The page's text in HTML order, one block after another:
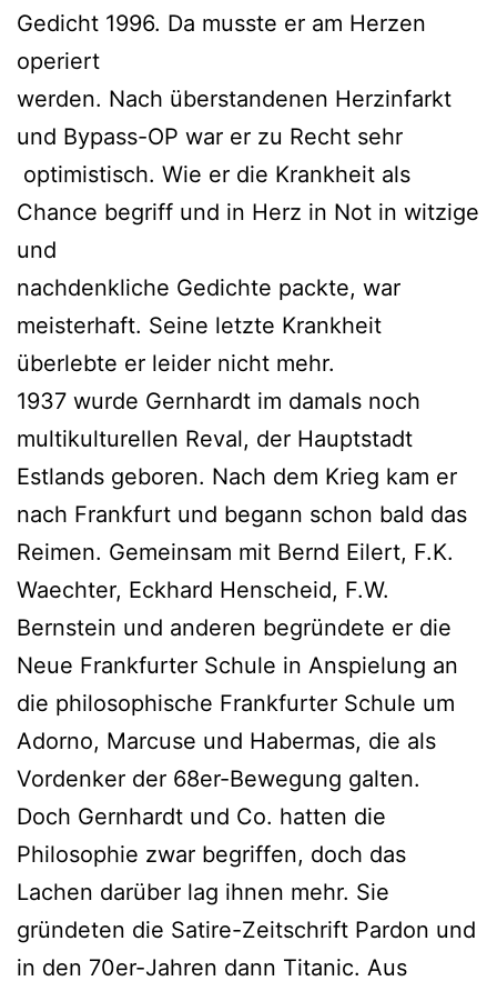
Gedicht 1996. Da musste er am Herzen
operiert
werden. Nach überstandenen Herzinfarkt
und Bypass-OP war er zu Recht sehr
optimistisch. Wie er die Krankheit als
Chance begriff und in Herz in Not in witzige
und
nachdenkliche Gedichte packte, war
meisterhaft. Seine letzte Krankheit
überlebte er leider nicht mehr.
1937 wurde Gernhardt im damals noch
multikulturellen Reval, der Hauptstadt
Estlands geboren. Nach dem Krieg kam er
nach Frankfurt und begann schon bald das
Reimen. Gemeinsam mit Bernd Eilert, F.K.
Waechter, Eckhard Henscheid, F.W.
Bernstein und anderen begründete er die
Neue Frankfurter Schule in Anspielung an
die philosophische Frankfurter Schule um
Adorno, Marcuse und Habermas, die als
Vordenker der 68er-Bewegung galten.
Doch Gernhardt und Co. hatten die
Philosophie zwar begriffen, doch das
Lachen darüber lag ihnen mehr. Sie
gründeten die Satire-Zeitschrift Pardon und
in den 70er-Jahren dann Titanic. Aus